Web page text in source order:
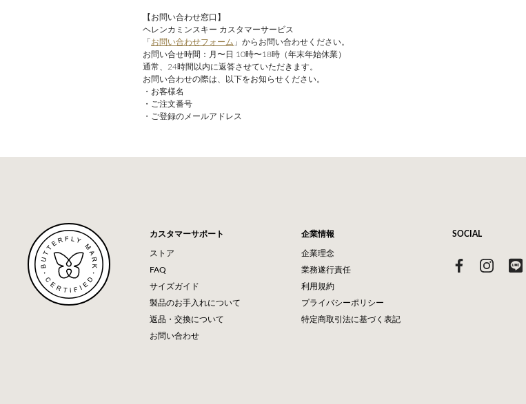
【お問い合わせ窓口】
ヘレンカミンスキー カスタマーサービス
「 お問い合わせフォーム 」からお問い合わせください。
お問い合せ時間：月〜日 10時〜18時（年末年始休業）
通常、24時間以内に返答させていただきます。
お問い合わせの際は、以下をお知らせください。
・お客様名
・ご注文番号
・ご登録のメールアドレス
カスタマーサポート
ストア
FAQ
サイズガイド
製品のお手入れについて
返品・交換について
お問い合わせ
企業情報
企業理念
業務遂行責任
利用規約
プライバシーポリシー
特定商取引法に基づく表記
SOCIAL